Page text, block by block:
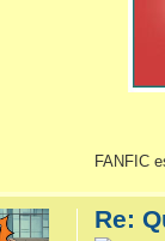
FANFIC
Re: